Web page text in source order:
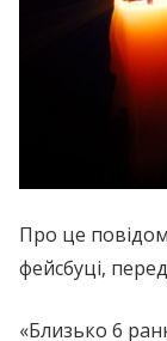
Про це
фейсбуці,
«Близько 6